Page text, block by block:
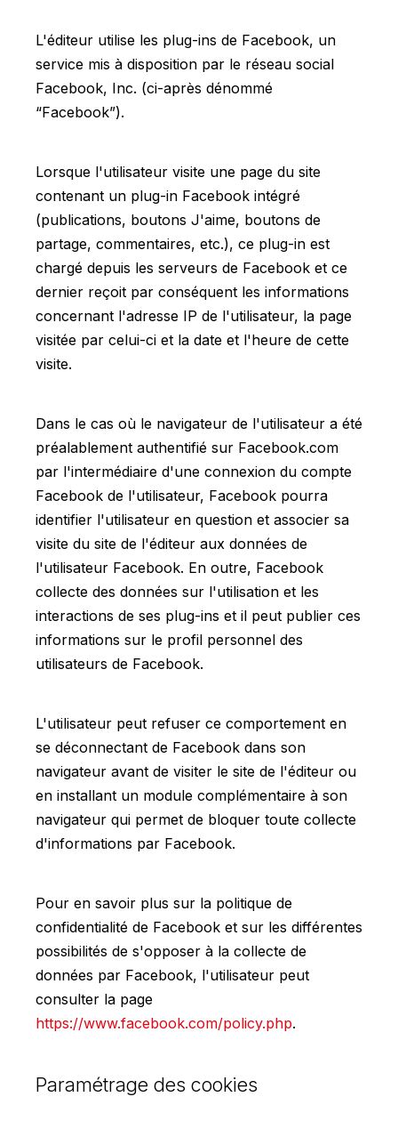
FR EN
L'éditeur utilise les plug-ins de Facebook, un
service mis à disposition par le réseau social
Facebook, Inc. (ci-après dénommé
“Facebook”).
Lorsque l'utilisateur visite une page du site
contenant un plug-in Facebook intégré
(publications, boutons J'aime, boutons de
partage, commentaires, etc.), ce plug-in est
chargé depuis les serveurs de Facebook et ce
dernier reçoit par conséquent les informations
concernant l'adresse IP de l'utilisateur, la page
visitée par celui-ci et la date et l'heure de cette
visite.
Dans le cas où le navigateur de l'utilisateur a été
préalablement authentifié sur Facebook.com
par l'intermédiaire d'une connexion du compte
Facebook de l'utilisateur, Facebook pourra
identifier l'utilisateur en question et associer sa
visite du site de l'éditeur aux données de
l'utilisateur Facebook. En outre, Facebook
collecte des données sur l'utilisation et les
interactions de ses plug-ins et il peut publier ces
informations sur le profil personnel des
utilisateurs de Facebook.
L'utilisateur peut refuser ce comportement en
se déconnectant de Facebook dans son
navigateur avant de visiter le site de l'éditeur ou
en installant un module complémentaire à son
navigateur qui permet de bloquer toute collecte
d'informations par Facebook.
Pour en savoir plus sur la politique de
confidentialité de Facebook et sur les différentes
possibilités de s'opposer à la collecte de
données par Facebook, l'utilisateur peut
consulter la page
https://www.facebook.com/policy.php.
Paramétrage des cookies